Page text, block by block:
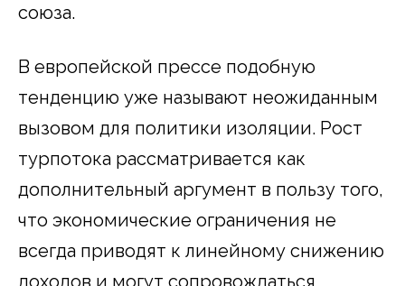
союза.
В европейской прессе подобную
тенденцию уже называют неожиданным
вызовом для политики изоляции. Рост
турпотока рассматривается как
дополнительный аргумент в пользу того,
что экономические ограничения не
всегда приводят к линейному снижению
доходов и могут сопровождаться